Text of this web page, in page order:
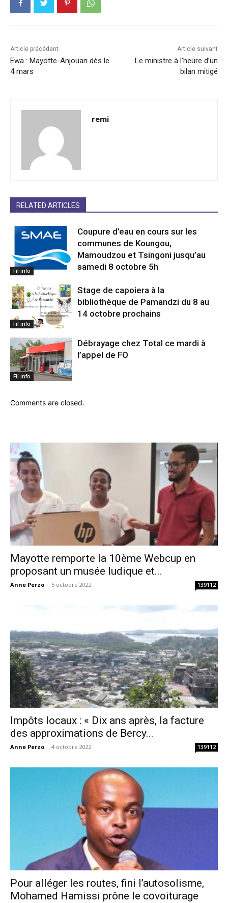
Article précédent
Ewa : Mayotte-Anjouan dès le
4 mars
Article suivant
Le ministre à l’heure d’un
bilan mitigé
remi
RELATED ARTICLES
Fil info
Coupure d’eau en cours sur les
communes de Koungou,
Mamoudzou et Tsingoni jusqu’au
samedi 8 octobre 5h
Fil info
Stage de capoiera à la
bibliothèque de Pamandzi du 8 au
14 octobre prochains
Fil info
Débrayage chez Total ce mardi à
l’appel de FO
Comments are closed.
Mayotte remporte la 10ème Webcup en
proposant un musée ludique et...
Anne Perzo - 5 octobre 2022 139112
Impôts locaux : « Dix ans après, la facture
des approximations de Bercy...
Anne Perzo - 4 octobre 2022 139112
Pour alléger les routes, fini l’autosolisme,
Mohamed Hamissi prône le covoiturage